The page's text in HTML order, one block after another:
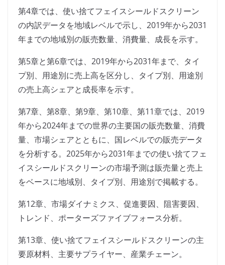
第4章では、使い捨てフェイスシールドスクリーン
の内訳データを地域レベルで示し、2019年から2031
年までの地域別の販売数量、消費量、成長を示す。
第5章と第6章では、2019年から2031年まで、タイ
プ別、用途別に売上高を区分し、タイプ別、用途別
の売上高シェアと成長率を示す。
第7章、第8章、第9章、第10章、第11章では、2019
年から2024年までの世界の主要国の販売数量、消費
量、市場シェアとともに、国レベルでの販売データ
を分析する。2025年から2031年までの使い捨てフェ
イスシールドスクリーンの市場予測は販売量と売上
をベースに地域別、タイプ別、用途別で掲載する。
第12章、市場ダイナミクス、促進要因、阻害要因、
トレンド、ポーターズファイブフォース分析。
第13章、使い捨てフェイスシールドスクリーンの主
要原材料、主要サプライヤー、産業チェーン。